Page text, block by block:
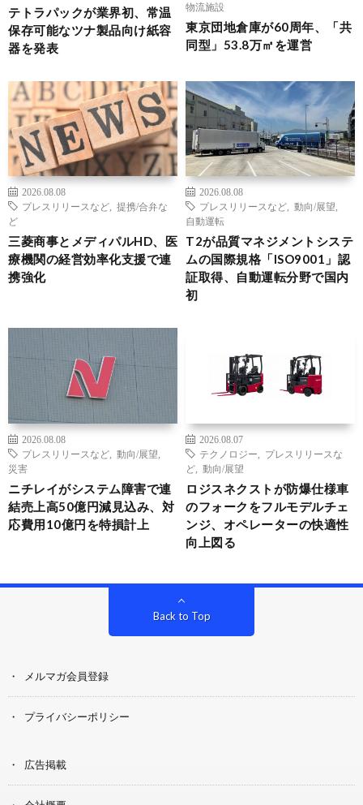
テトラパックが業界初、常温
保存可能なツナ製品向け紙容
器を発表
物流施設
東京団地倉庫が60周年、「共
同型」53.8万㎡を運営
2026.08.08
プレスリリースなど
提携/合弁な
ど
三菱商事とメディパルHD、医
療機関の経営効率化支援で連
携強化
2026.08.08
プレスリリースなど
動向/展望
自動運転
T2が品質マネジメントシステ
ムの国際規格「ISO9001」認
証取得、自動運転分野で国内
初
2026.08.08
プレスリリースなど
動向/展望
災害
ニチレイがシステム障害で連
結売上高50億円減見込み、対
応費用10億円を特損計上
2026.08.07
テクノロジー
プレスリリースな
ど
動向/展望
ロジスネクストが防爆仕様車
のフォークをフルモデルチェ
ンジ、オペレーターの快適性
向上図る
Back to Top
メルマガ会員登録
プライバシーポリシー
広告掲載